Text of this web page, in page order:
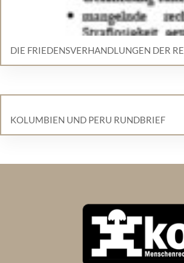
DIE FRIEDENSVERHANDLUNGEN DER
KOLUMBIEN UND PERU RUNDBRIEF